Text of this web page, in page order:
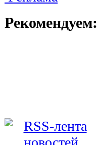
Рекомендуем: